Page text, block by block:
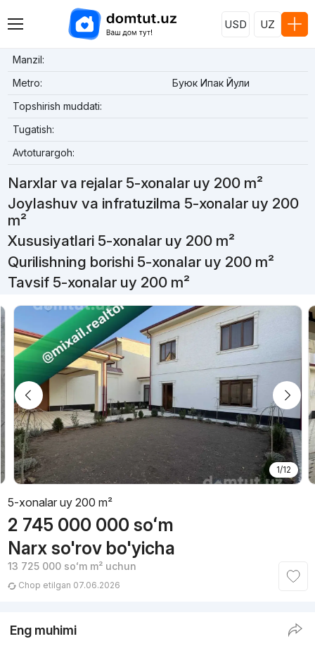
USD UZ
Manzil:
Metro:
Буюк Ипак Йули
Topshirish muddati:
Tugatish:
Avtoturargoh:
Narxlar va rejalar 5-xonalar uy 200 m²
Joylashuv va infratuzilma 5-xonalar uy 200
m²
Xususiyatlari 5-xonalar uy 200 m²
Qurilishning borishi 5-xonalar uy 200 m²
Tavsif 5-xonalar uy 200 m²
1/12
5-xonalar uy 200 m²
2 745 000 000 soʻm
Narx so'rov bo'yicha
13 725 000 soʻmm² uchun
Chop etilgan 07.06.2026
Eng muhimi